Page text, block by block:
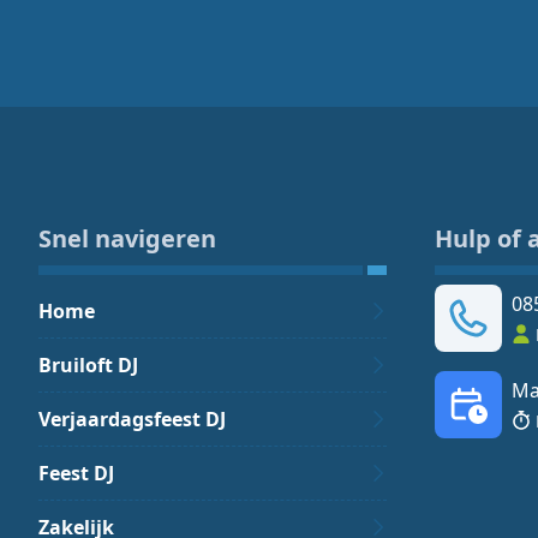
Snel navigeren
Home
Bruiloft DJ
Verjaardagsfeest DJ
Feest DJ
Zakelijk
Hulp of